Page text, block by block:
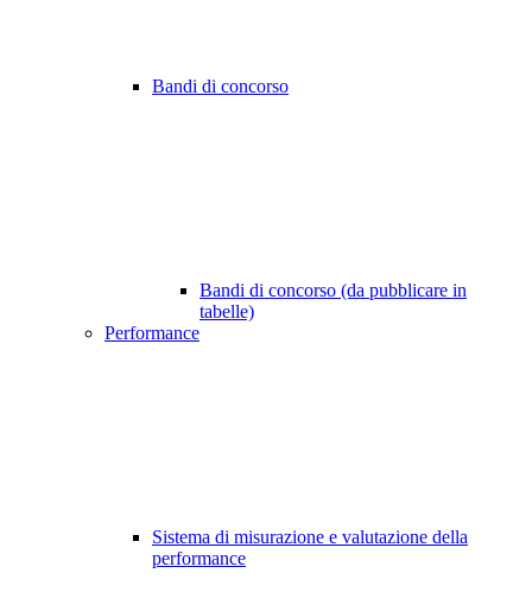
Bandi di concorso
Bandi di concorso (da pubblicare in
tabelle)
Performance
Sistema di misurazione e valutazione della
performance